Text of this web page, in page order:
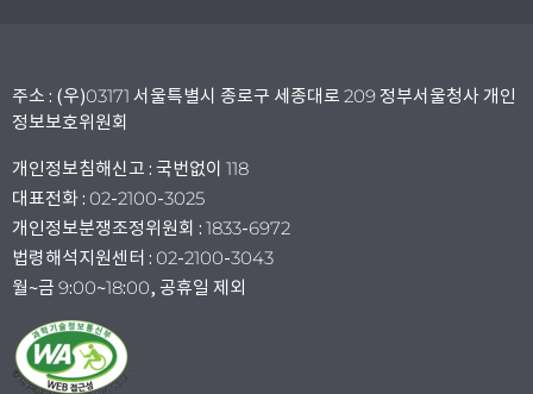
주소 : (우)03171 서울특별시 종로구 세종대로 209 정부서울청사 개인
정보보호위원회
개인정보침해신고 : 국번없이 118
대표전화 : 02-2100-3025
개인정보분쟁조정위원회 : 1833-6972
법령해석지원센터 : 02-2100-3043
월~금 9:00~18:00, 공휴일 제외